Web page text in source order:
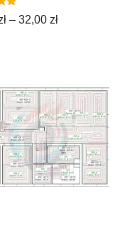
– 32,00zł